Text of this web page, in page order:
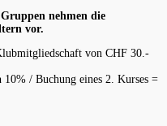
nehmen die
vor.
von CHF 30.-
10% / Buchung eines 2. Kurses =